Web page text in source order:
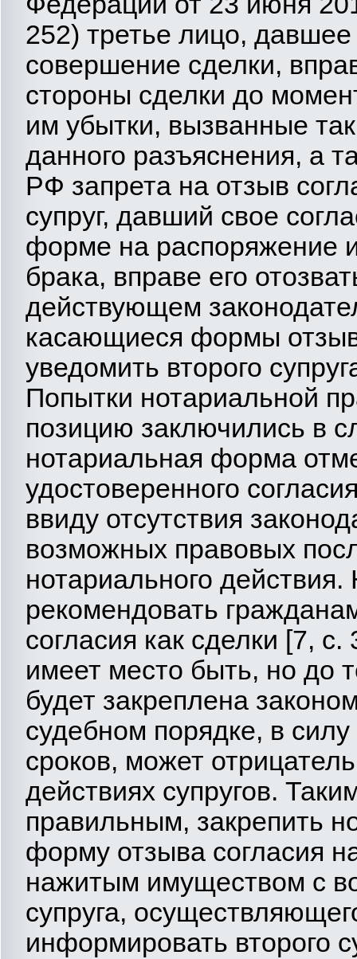
252) третье лицо,
совершение сделки,
стороны сделки до
им убытки, вызванные
данного разъяснения, а
РФ запрета на отзыв
супруг, давший свое
форме на распоряжение
брака, вправе его
действующем
касающиеся формы
уведомить второго
Попытки нотариальной
позицию заключились в
нотариальная форма
удостоверенного
ввиду отсутствия
возможных правовых
нотариального
рекомендовать
согласия как сделки [7,
имеет место быть, но до
будет закреплена
судебном порядке, в
сроков, может
действиях супругов.
правильным, закрепить
форму отзыва согласия
нажитым имуществом с
супруга,
информировать второго